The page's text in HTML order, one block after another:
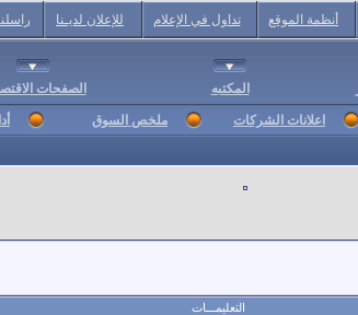
أنظمة الموقع تداول في الإعلام للإعلان لديـنا
المكتبه الصفحات
اعلانات الشركات ملخص السوق
التعليمـــات